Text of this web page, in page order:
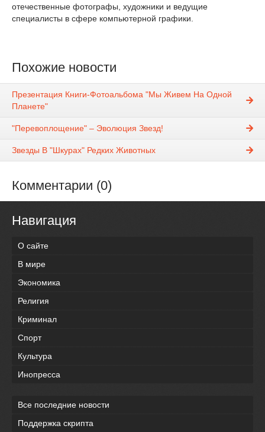
отечественные фотографы, художники и ведущие
специалисты в сфере компьютерной графики.
Похожие новости
Презентация Книги-Фотоальбома "Мы Живем На Одной
Планете"
"Перевоплощение" – Эволюция Звезд!
Звезды В "Шкурах" Редких Животных
Комментарии (0)
Навигация
О сайте
В мире
Экономика
Религия
Криминал
Спорт
Культура
Инопресса
Все последние новости
Поддержка скрипта